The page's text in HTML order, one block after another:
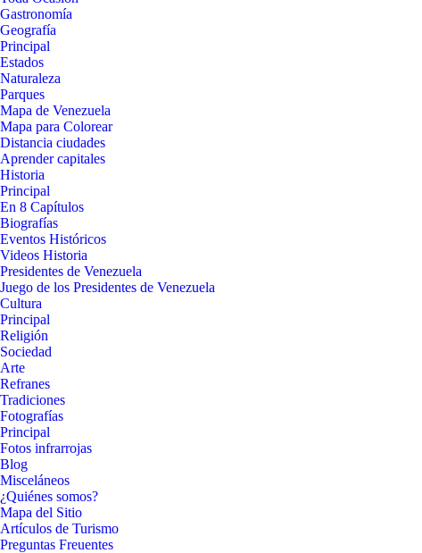
Gastronomía
Geografía
Principal
Estados
Naturaleza
Parques
Mapa de Venezuela
Mapa para Colorear
Distancia ciudades
Aprender capitales
Historia
Principal
En 8 Capítulos
Biografías
Eventos Históricos
Videos Historia
Presidentes de Venezuela
Juego de los Presidentes de Venezuela
Cultura
Principal
Religión
Sociedad
Arte
Refranes
Tradiciones
Fotografías
Principal
Fotos infrarrojas
Blog
Misceláneos
¿Quiénes somos?
Mapa del Sitio
Artículos de Turismo
Preguntas Freuentes